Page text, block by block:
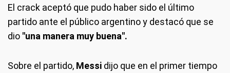
El crack aceptó que pudo haber sido el último
partido ante el público argentino y destacó que se
dio "una manera muy buena".
Sobre el partido, Messi dijo que en el primer tiempo